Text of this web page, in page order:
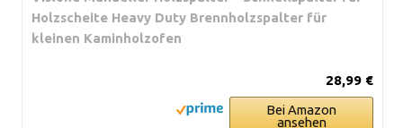
Holzscheite Heavy Duty Brennholzspalter für
kleinen Kaminholzofen
28,99 €
Bei Amazon
ansehen